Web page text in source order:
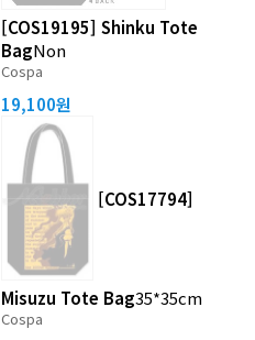
[COS19195] Shinku Tote
BagNon
Cospa
19,100원
[COS17794]
Misuzu Tote Bag35*35cm
Cospa